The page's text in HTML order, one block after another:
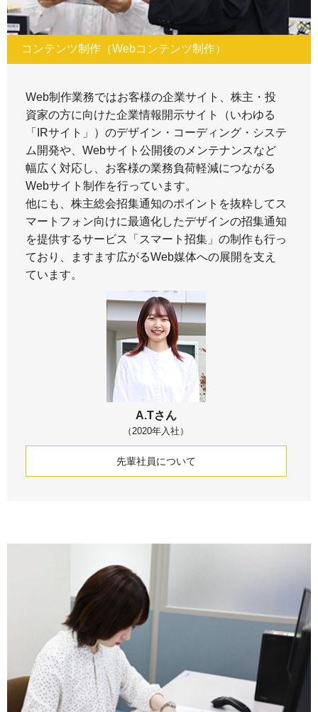
コンテンツ制作（Webコンテンツ制作）
Web制作業務ではお客様の企業サイト、株主・投
資家の方に向けた企業情報開示サイト（いわゆる
「IRサイト」）のデザイン・コーディング・システ
ム開発や、Webサイト公開後のメンテナンスなど
幅広く対応し、お客様の業務負荷軽減につながる
Webサイト制作を行っています。
他にも、株主総会招集通知のポイントを抜粋してス
マートフォン向けに最適化したデザインの招集通知
を提供するサービス「スマート招集」の制作も行っ
ており、ますます広がるWeb媒体への展開を支え
ています。
A.Tさん
（2020年入社）
先輩社員について